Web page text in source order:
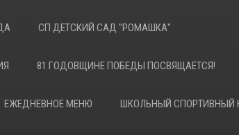
СП ДЕТСКИЙ САД "РОМАШКА"
81 ГОДОВЩИНЕ ПОБЕДЫ ПОСВЯЩАЕТСЯ!
ЕЖЕДНЕВНОЕ МЕНЮ ШКОЛЬНЫЙ СПОРТИВНЫЙ